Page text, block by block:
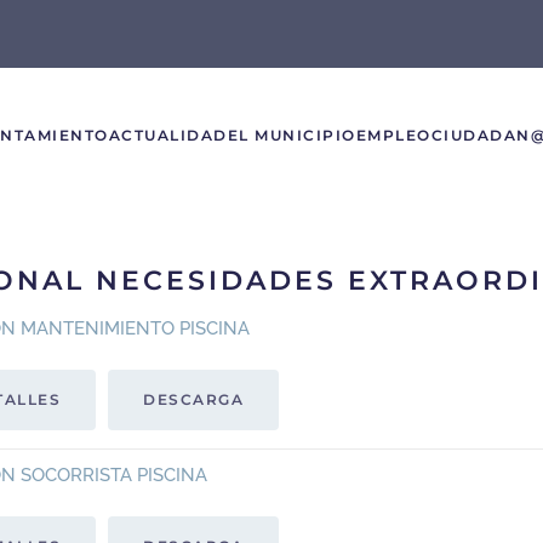
ACTUALIDAD EL MUNICIPIO EMPLEO
NECESIDADES
MANTENIMIENTO PISCINA
DESCARGA
SOCORRISTA PISCINA